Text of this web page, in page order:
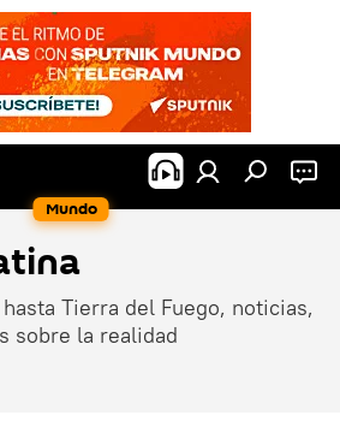
Mundo
Tierra del Fuego, noticias,
sobre la realidad